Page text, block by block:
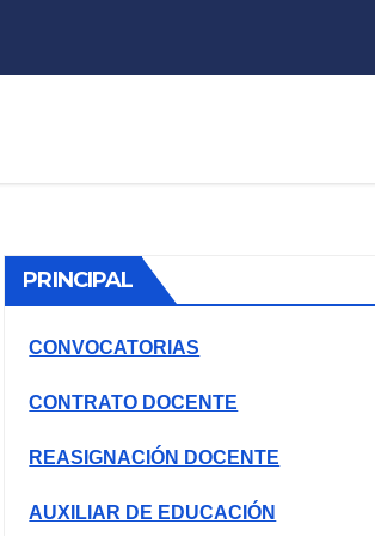
PRINCIPAL
CONVOCATORIAS
CONTRATO DOCENTE
REASIGNACIÓN DOCENTE
AUXILIAR DE EDUCACIÓN